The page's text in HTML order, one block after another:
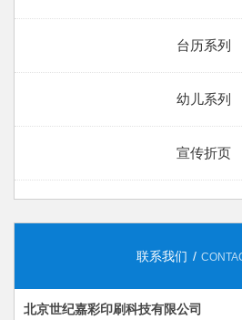
台历系列
幼儿系列
宣传折页
联系我们
北京世纪嘉彩印刷科技有限公司